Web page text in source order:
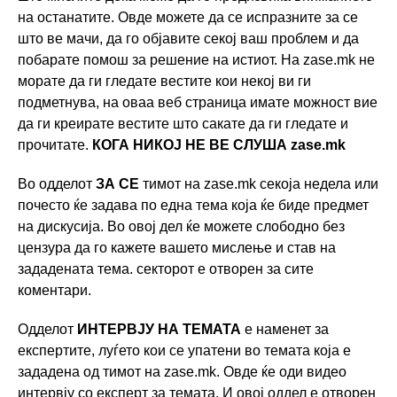
на останатите. Овде можете да се испразните за се
што ве мачи, да го објавите секој ваш проблем и да
побарате помош за решение на истиот. На zase.mk не
морате да ги гледате вестите кои некој ви ги
подметнува, на оваа веб страница имате можност вие
да ги креирате вестите што сакате да ги гледате и
прочитате. КОГА НИКОЈ НЕ ВЕ СЛУША zase.mk
Во одделот ЗА СЕ тимот на zase.mk секоја недела или
почесто ќе задава по една тема која ќе биде предмет
на дискусија. Во овој дел ќе можете слободно без
цензура да го кажете вашето мислење и став на
зададената тема. секторот е отворен за сите
коментари.
Одделот ИНТЕРВЈУ НА ТЕМАТА е наменет за
експертите, луѓето кои се упатени во темата која е
зададена од тимот на zase.mk. Овде ќе оди видео
интервју со експерт за темата. И овој оддел е отворен